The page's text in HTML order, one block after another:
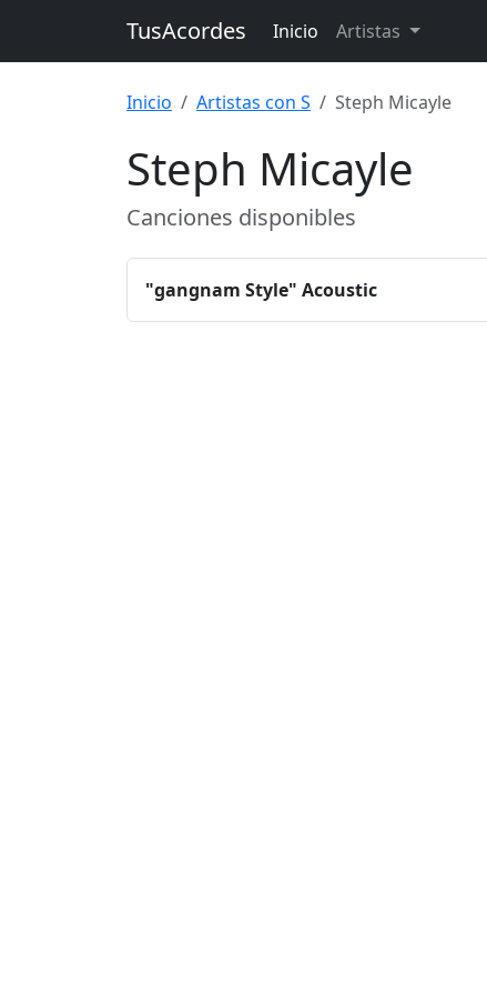
TusAcordes Inicio Artistas
Inicio Artistas con S Steph Micayle
Steph Micayle
Canciones disponibles
"gangnam Style" Acoustic